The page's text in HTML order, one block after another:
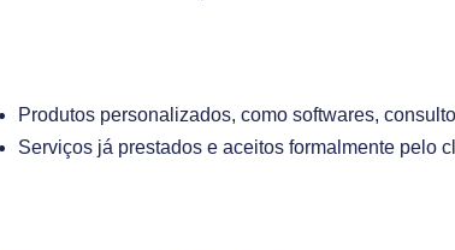
Produtos personalizados, como softwares,
Serviços já prestados e aceitos formalmente pelo